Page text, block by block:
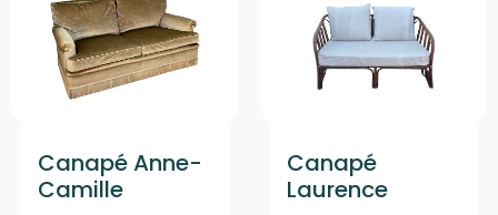
Canapé Anne-
Camille
Canapé
Laurence